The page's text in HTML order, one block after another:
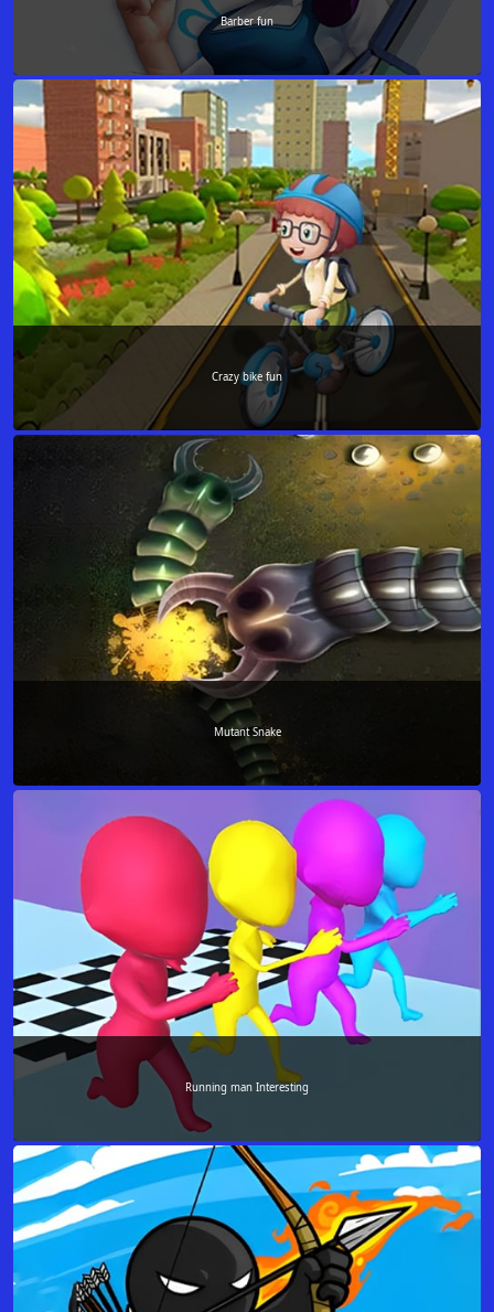
Barber fun
Crazy bike fun
Mutant Snake
Running man Interesting